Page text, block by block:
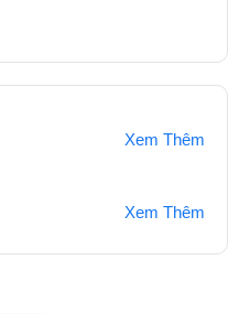
Xem Thêm
Xem Thêm